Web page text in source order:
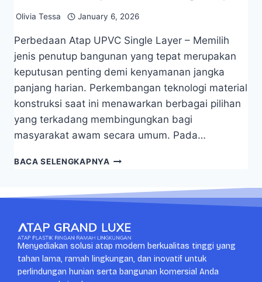
Olivia Tessa January 6, 2026
Perbedaan Atap UPVC Single Layer – Memilih
jenis penutup bangunan yang tepat merupakan
keputusan penting demi kenyamanan jangka
panjang harian. Perkembangan teknologi material
konstruksi saat ini menawarkan berbagai pilihan
yang terkadang membingungkan bagi
masyarakat awam secara umum. Pada…
BACA SELENGKAPNYA
Menyediakan solusi atap modern berkualitas tinggi yang
tahan lama, ramah lingkungan, dan inovatif untuk
perlindungan hunian serta bangunan komersial Anda